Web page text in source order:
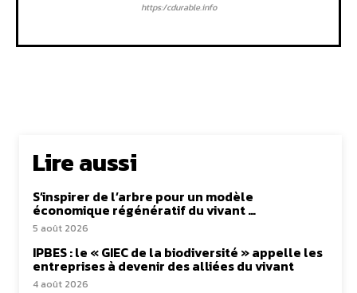
https:/cdurable.info
Lire aussi
S’inspirer de l’arbre pour un modèle
économique régénératif du vivant …
5 août 2026
IPBES : le « GIEC de la biodiversité » appelle les
entreprises à devenir des alliées du vivant
4 août 2026